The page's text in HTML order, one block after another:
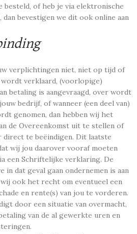
besteld, of heb je via elektronische
dan bevestigen we dit ook online aan
verplichtingen niet, niet op tijd of
verklaard, (voorlopige)
betaling is aangevraagd, over wordt
bedrijf, of wanneer (een deel van)
genomen, dan hebben wij het
de Overeenkomst uit te stellen of
direct te beëindigen. Dit laatste
wij jou daarover vooraf moeten
een Schriftelijke verklaring. De
in dat geval gaan ondernemen is aan
ook het recht om eventueel een
en rente(s) van jou te vorderen.
door een situatie van overmacht,
van de al gewerkte uren en